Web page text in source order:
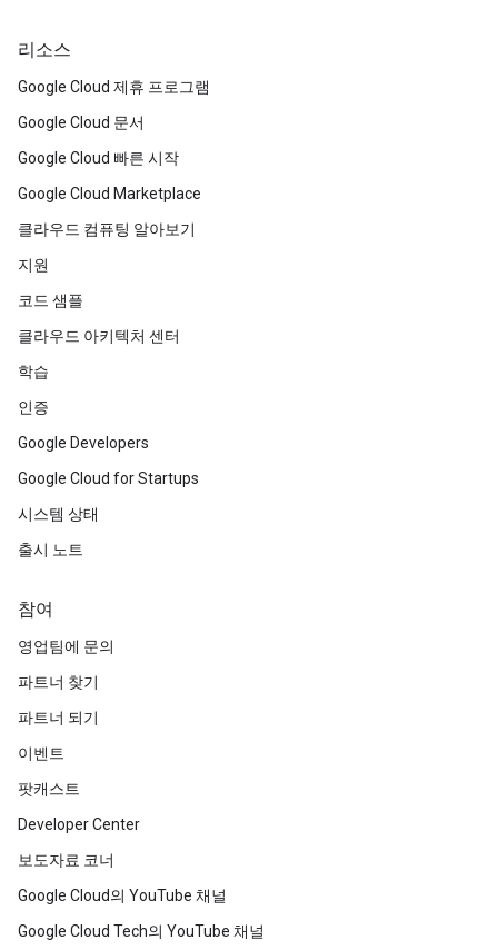
리소스
Google Cloud 제휴 프로그램
Google Cloud 문서
Google Cloud 빠른 시작
Google Cloud Marketplace
클라우드 컴퓨팅 알아보기
지원
코드 샘플
클라우드 아키텍처 센터
학습
인증
Google Developers
Google Cloud for Startups
시스템 상태
출시 노트
참여
영업팀에 문의
파트너 찾기
파트너 되기
이벤트
팟캐스트
Developer Center
보도자료 코너
Google Cloud의 YouTube 채널
Google Cloud Tech의 YouTube 채널